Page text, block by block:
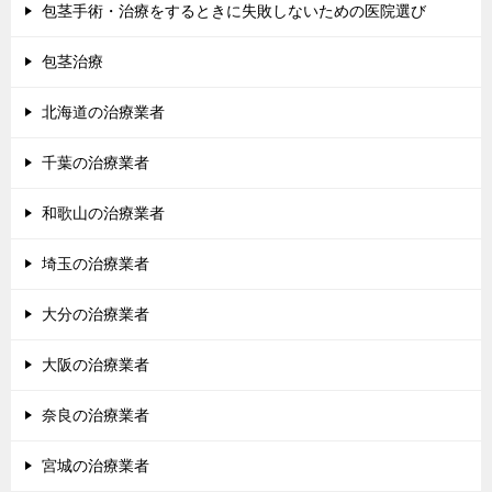
包茎手術・治療をするときに失敗しないための医院選び
包茎治療
北海道の治療業者
千葉の治療業者
和歌山の治療業者
埼玉の治療業者
大分の治療業者
大阪の治療業者
奈良の治療業者
宮城の治療業者